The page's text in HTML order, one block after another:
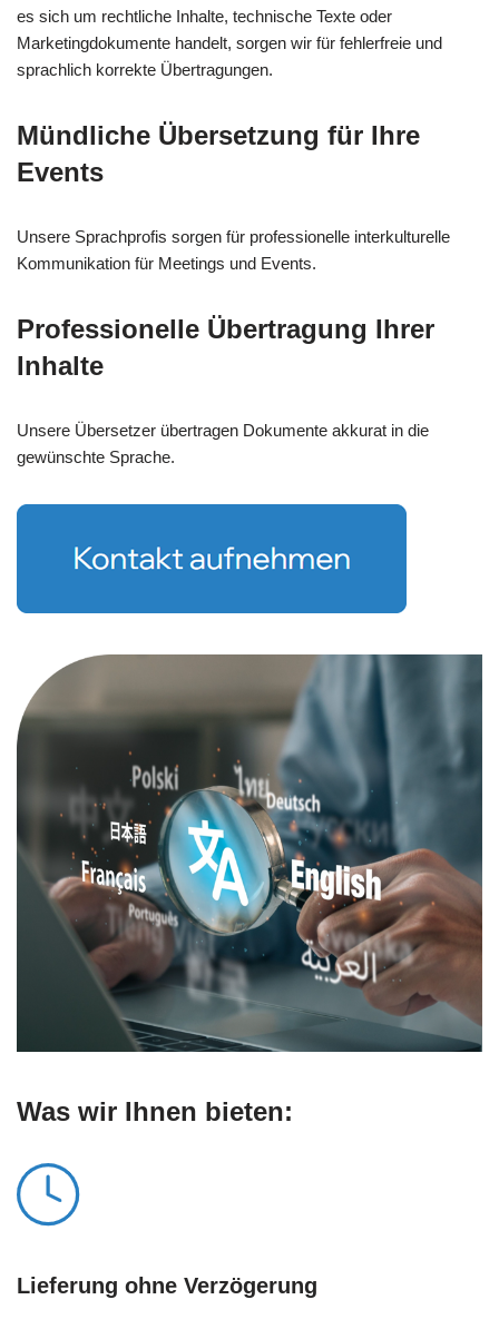
es sich um rechtliche Inhalte, technische Texte oder
Marketingdokumente handelt, sorgen wir für fehlerfreie und
sprachlich korrekte Übertragungen.
Mündliche Übersetzung für Ihre
Events
Unsere Sprachprofis sorgen für professionelle interkulturelle
Kommunikation für Meetings und Events.
Professionelle Übertragung Ihrer
Inhalte
Unsere Übersetzer übertragen Dokumente akkurat in die
gewünschte Sprache.
Was wir Ihnen bieten:
Lieferung ohne Verzögerung